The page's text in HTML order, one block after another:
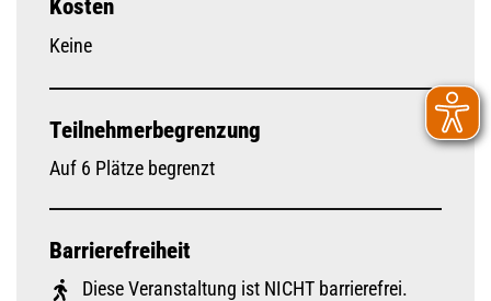
Kosten
Keine
Teilnehmerbegrenzung
Auf 6 Plätze begrenzt
Barrierefreiheit
Diese Veranstaltung ist NICHT barrierefrei.